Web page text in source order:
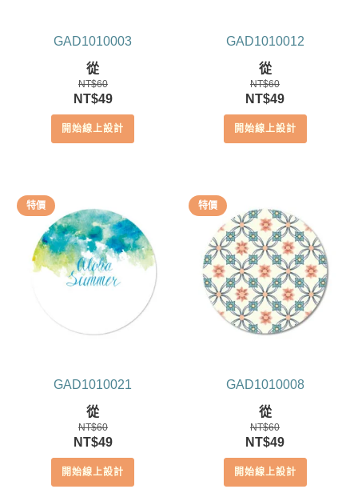
GAD1010003
從
NT$60
原
始
價
NT$49目
前
價
開始線上設計
GAD1010012
從
NT$60
原
始
價
NT$49目
前
價
開始線上設計
特價
GAD1010021
從
NT$60
原
始
價
NT$49目
前
價
開始線上設計
特價
GAD1010008
從
NT$60
原
始
價
NT$49目
前
價
開始線上設計